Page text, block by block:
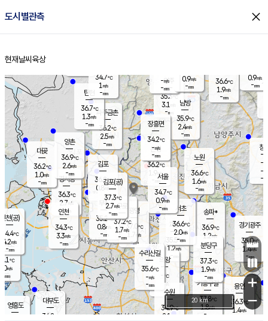
도시별관측 close
홈
현재날씨 육상
의도
℃
m/s
mm
영흥도
양주
35.3℃
3.1
-mm
과천
35.5℃
1.2m/s
- mm
용인
36.3℃
1.4m/s
경기광주
35.0℃
1.4m/s
-mm
대부도
34.8
경서동
36.3℃
2.7 m/s
-mm
파주금촌
36.2℃
2.5m/s
-mm
36.6℃
1.9m/s
-mm
대곶
36.2℃
1.0m/s
-mm
창
-
-m/
-
탄현
36.7℃
1.3m/s
-mm
0.9m/s
-mm
의왕
- ℃
m/s
mm
김포
36.2℃
0.8 m/s
mm
광명
37.0
℃
1.7 m/s
-mm
부천
35.2℃
0.8m/s
-mm
양촌
36.9℃
2.6m/s
-mm
구로
37.2℃
1.7m/s
-mm
은평
36.2℃
1.9 m/s
- mm
노원
36.6℃
1.6m/s
-mm
송파*
36.9℃
1.2m/s
-mm
서초
36.6℃
2.0m/s
-mm
남방
35.9℃
2.4m/s
-mm
기흥구갈
37.8℃
1.8m/s
-
수리산길
35.6℃
-m/s
-mm
분당구
37.3℃
1.9m/s
-mm
장흥면
34.2℃
-m/s
-mm
-m/s
-mm
인천(공)
34.4℃
4.2m/s
-mm
김포(공)
37.3℃
2.7m/s
-mm
수원
34.9℃
2.1 m/s
인천
34.3℃
3.3m/s
-mm
서울
34.7℃
0.9m/s
-mm
34.7℃
1 m/s
-mm
0.9m/s
-mm
+
−
20 km